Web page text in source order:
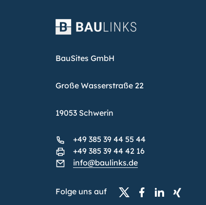
BauSites GmbH
Große Wasserstraße 22
19053 Schwerin
+49 385 39 44 55 44
+49 385 39 44 42 16
info@baulinks.de
Folge uns auf